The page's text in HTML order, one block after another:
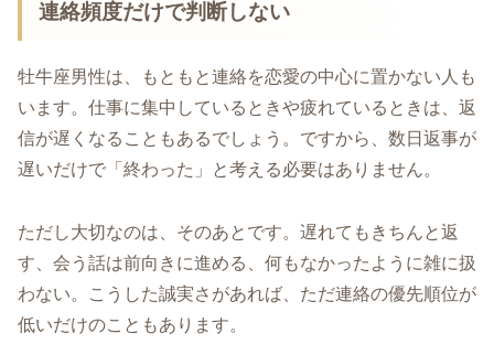
連絡頻度だけで判断しない
牡牛座男性は、もともと連絡を恋愛の中心に置かない人も
います。仕事に集中しているときや疲れているときは、返
信が遅くなることもあるでしょう。ですから、数日返事が
遅いだけで「終わった」と考える必要はありません。
ただし大切なのは、そのあとです。遅れてもきちんと返
す、会う話は前向きに進める、何もなかったように雑に扱
わない。こうした誠実さがあれば、ただ連絡の優先順位が
低いだけのこともあります。